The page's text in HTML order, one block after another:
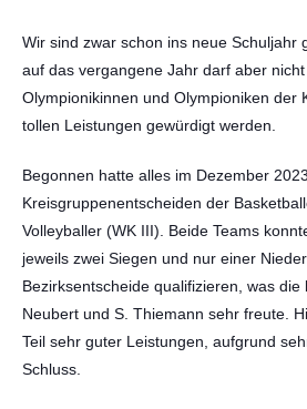
Wir sind zwar schon ins neue Schuljahr
auf das vergangene Jahr darf aber
Olympionikinnen und Olympioniken der
tollen Leistungen gewürdigt werden.
Begonnen hatte alles im Dezember
Kreisgruppenentscheiden der
Volleyballer (WK III). Beide Teams
jeweils zwei Siegen und nur einer
Bezirksentscheide qualifizieren, was die
Neubert und S. Thiemann sehr freute.
Teil sehr guter Leistungen, aufgrund
Schluss.